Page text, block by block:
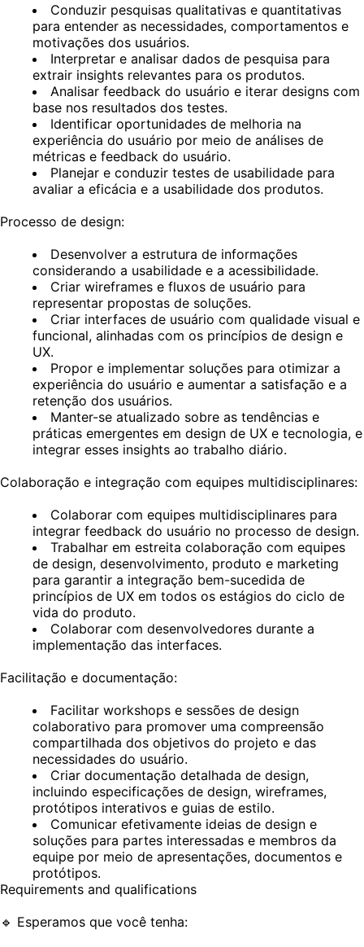
Conduzir pesquisas qualitativas e quantitativas
para entender as necessidades, comportamentos e
motivações dos usuários.
Interpretar e analisar dados de pesquisa para
extrair insights relevantes para os produtos.
Analisar feedback do usuário e iterar designs com
base nos resultados dos testes.
Identificar oportunidades de melhoria na
experiência do usuário por meio de análises de
métricas e feedback do usuário.
Planejar e conduzir testes de usabilidade para
avaliar a eficácia e a usabilidade dos produtos.
Processo de design:
Desenvolver a estrutura de informações
considerando a usabilidade e a acessibilidade.
Criar wireframes e fluxos de usuário para
representar propostas de soluções.
Criar interfaces de usuário com qualidade visual e
funcional, alinhadas com os princípios de design e
UX.
Propor e implementar soluções para otimizar a
experiência do usuário e aumentar a satisfação e a
retenção dos usuários.
Manter-se atualizado sobre as tendências e
práticas emergentes em design de UX e tecnologia, e
integrar esses insights ao trabalho diário.
Colaboração e integração com equipes multidisciplinares:
Colaborar com equipes multidisciplinares para
integrar feedback do usuário no processo de design.
Trabalhar em estreita colaboração com equipes
de design, desenvolvimento, produto e marketing
para garantir a integração bem-sucedida de
princípios de UX em todos os estágios do ciclo de
vida do produto.
Colaborar com desenvolvedores durante a
implementação das interfaces.
Facilitação e documentação:
Facilitar workshops e sessões de design
colaborativo para promover uma compreensão
compartilhada dos objetivos do projeto e das
necessidades do usuário.
Criar documentação detalhada de design,
incluindo especificações de design, wireframes,
protótipos interativos e guias de estilo.
Comunicar efetivamente ideias de design e
soluções para partes interessadas e membros da
equipe por meio de apresentações, documentos e
protótipos.
Requirements and qualifications
🔹 Esperamos que você tenha: